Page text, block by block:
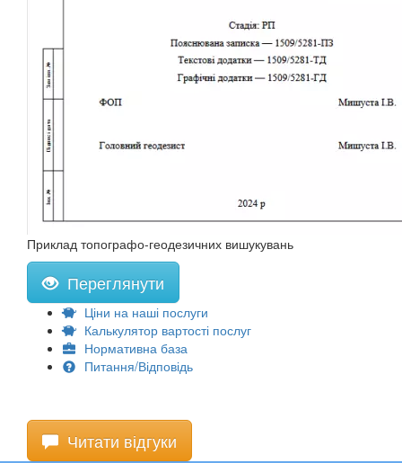
Приклад топографо-геодезичних вишукувань
Переглянути
Ціни на наші послуги
Калькулятор вартості послуг
Нормативна база
Питання/Відповідь
Читати відгуки